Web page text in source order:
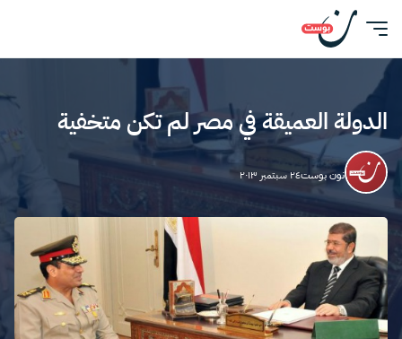
الدولة العميقة في مصر لم تكن متخفية
نون بوست٢٤ سبتمبر ٢٠١٣